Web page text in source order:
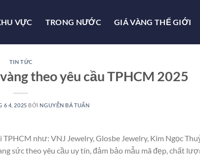
VỰC TRONG NƯỚC GIÁ VÀNG THẾ GIỚI
TIN TỨC
theo yêu cầu TPHCM 2025
6 4, 2025 BỞI NGUYỄN BÁ TUẤN
như: VNJ Jewelry, Glosbe Jewelry, Kim Ngọc
sức theo yêu cầu uy tín, đảm bảo mẫu mã đẹp, chất